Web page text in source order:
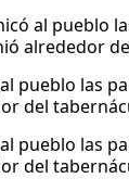
al pueblo
alrededor
pueblo las
del
pueblo las
del